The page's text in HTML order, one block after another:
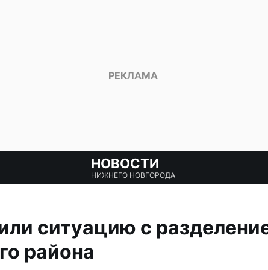
НОВОСТИ
НИЖНЕГО НОВГОРОДА
ситуацию с
района